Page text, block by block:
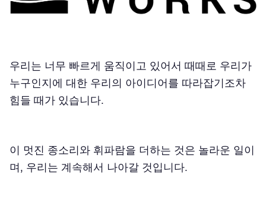
우리는 너무 빠르게 움직이고 있어서 때때로 우리가
누구인지에 대한 우리의 아이디어를 따라잡기조차
힘들 때가 있습니다.
이 멋진 종소리와 휘파람을 더하는 것은 놀라운 일이
며, 우리는 계속해서 나아갈 것입니다.